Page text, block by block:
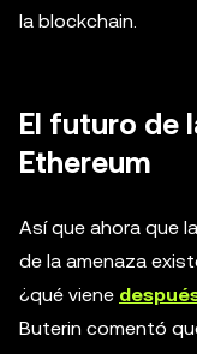
la blockchain.
El futuro de
Ethereum
Así que ahora que
de la amenaza
¿qué viene
Buterin comentó